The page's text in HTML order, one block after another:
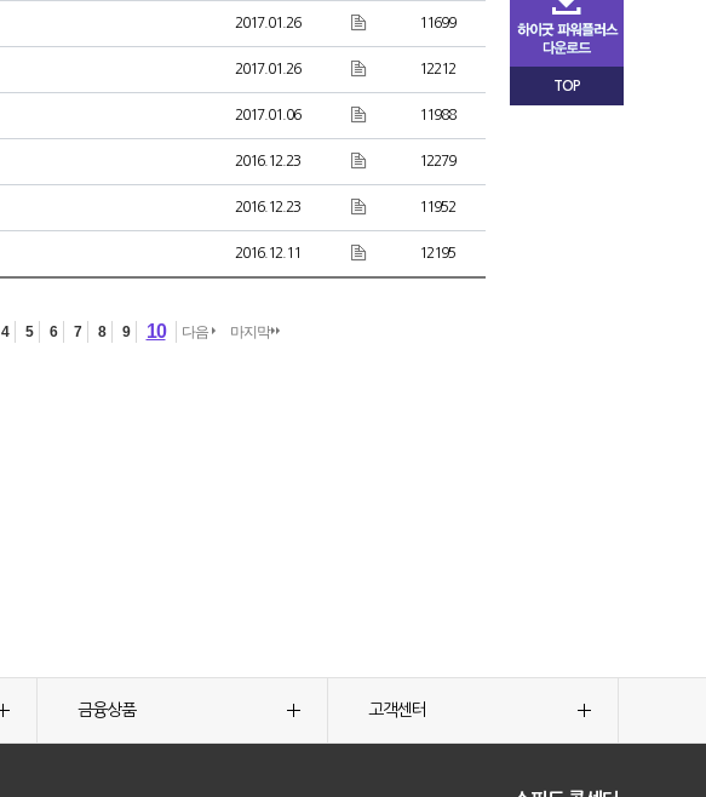
2017.01.26 11699
2017.01.26 12212
2017.01.06 11988
2016.12.23 12279
2016.12.23 11952
2016.12.11 12195
4 5 6 7 8 9 10 다음 마지막
TOP
금융상품 고객센터